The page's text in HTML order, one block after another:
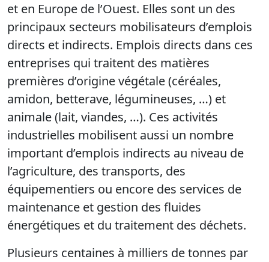
et en Europe de l’Ouest. Elles sont un des
principaux secteurs mobilisateurs d’emplois
directs et indirects. Emplois directs dans ces
entreprises qui traitent des matières
premières d’origine végétale (céréales,
amidon, betterave, légumineuses, …) et
animale (lait, viandes, …). Ces activités
industrielles mobilisent aussi un nombre
important d’emplois indirects au niveau de
l’agriculture, des transports, des
équipementiers ou encore des services de
maintenance et gestion des fluides
énergétiques et du traitement des déchets.
Plusieurs centaines à milliers de tonnes par